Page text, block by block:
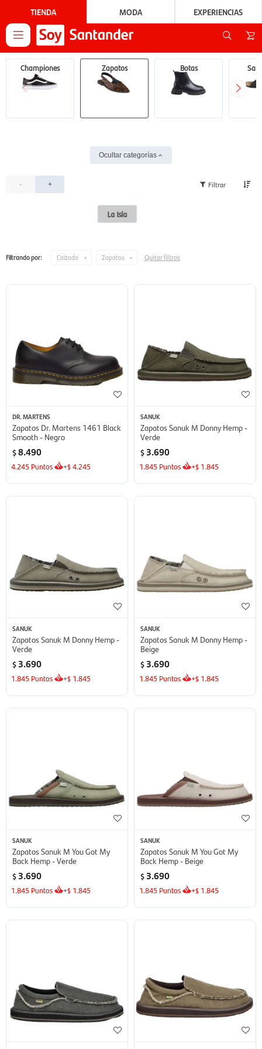
TIENDA MODA EXPERIENCIAS

Championes Zapatos Botas
Ocultar categorías
- +
La Isla
Filtrando por: Calzado Zapatos Quitar filtros
DR. MARTENS
Zapatos Dr. Martens 1461 Black
Smooth - Negro
$8.490
4.245 Puntos +$4.245
SANUK
Zapatos Sanuk M Donny Hemp -
Verde
$ 3.690
1.845 Puntos +$ 1.845
SANUK
Zapatos Sanuk M Donny Hemp -
Verde
$ 3.690
1.845 Puntos +$ 1.845
SANUK
Zapatos Sanuk M Donny Hemp -
Beige
$ 3.690
1.845 Puntos +$ 1.845
SANUK
Zapatos Sanuk M You Got My
Back Hemp - Verde
$ 3.690
1.845 Puntos +$ 1.845
SANUK
Zapatos Sanuk M You Got My
Back Hemp - Beige
$ 3.690
1.845 Puntos +$ 1.845